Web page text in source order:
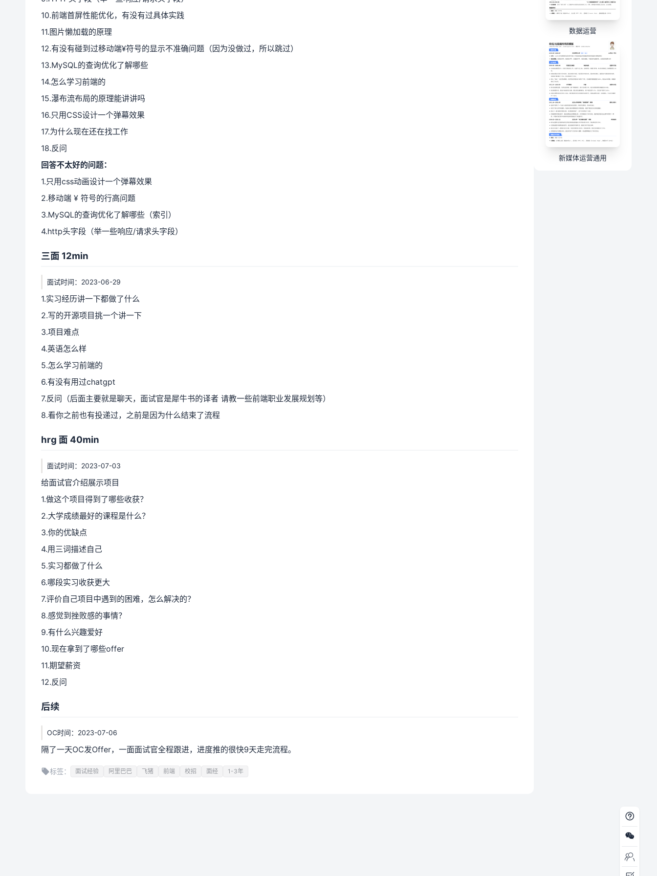
10.前端首屏性能优化，有没有过具体实践
11.图片懒加载的原理
12.有没有碰到过移动端¥符号的显示不准确问题（因为没做过，所以跳过）
13.MySQL的查询优化了解哪些
14.怎么学习前端的
15.瀑布流布局的原理能讲讲吗
16.只用CSS设计一个弹幕效果
17.为什么现在还在找工作
18.反问
回答不太好的问题：
1.只用css动画设计一个弹幕效果
2.移动端 ¥ 符号的行高问题
3.MySQL的查询优化了解哪些（索引）
4.http头字段（举一些响应/请求头字段）
三面 12min
面试时间：2023-06-29
1.实习经历讲一下都做了什么
2.写的开源项目挑一个讲一下
3.项目难点
4.英语怎么样
5.怎么学习前端的
6.有没有用过chatgpt
7.反问（后面主要就是聊天，面试官是犀牛书的译者 请教一些前端职业发展规划等）
8.看你之前也有投递过，之前是因为什么结束了流程
hrg 面 40min
面试时间：2023-07-03
给面试官介绍展示项目
1.做这个项目得到了哪些收获？
2.大学成绩最好的课程是什么？
3.你的优缺点
4.用三词描述自己
5.实习都做了什么
6.哪段实习收获更大
7.评价自己项目中遇到的困难，怎么解决的？
8.感觉到挫败感的事情？
9.有什么兴趣爱好
10.现在拿到了哪些offer
11.期望薪资
12.反问
后续
OC时间：2023-07-06
隔了一天OC发Offer，一面面试官全程跟进，进度推的很快9天走完流程。
标签： 面试经验 阿里巴巴 飞猪 前端 校招 面经 1-3年
数据运营
新媒体运营通用